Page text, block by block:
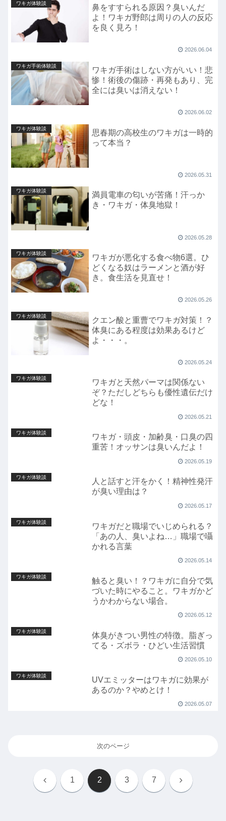
ワキガ体験談
鼻をすすられる原因？臭いんだ
よ！ワキガ野郎は周りの人の反応
を良く見ろ！
2026.06.04
ワキガ手術体験談
ワキガ手術はしない方がいい！悲
惨！術後の傷跡・再発もあり、完
全には臭いは消えない！
2026.06.02
ワキガ体験談
思春期の高校生のワキガは一時的
って本当？
2026.05.31
ワキガ体験談
満員電車の匂いが苦痛！汗っか
き・ワキガ・体臭地獄！
2026.05.28
ワキガ体験談
ワキガが悪化する食べ物6選。ひ
どくなる奴はラーメンと酒が好
き。食生活を見直せ！
2026.05.26
ワキガ体験談
クエン酸と重曹でワキガ対策！？
体臭にある程度は効果あるけど
よ・・・。
2026.05.24
ワキガ体験談
ワキガと天然パーマは関係ない
ぞ？ただしどちらも優性遺伝だけ
どな！
2026.05.21
ワキガ体験談
ワキガ・頭皮・加齢臭・口臭の四
重苦！オッサンは臭いんだよ！
2026.05.19
ワキガ体験談
人と話すと汗をかく！精神性発汗
が臭い理由は？
2026.05.17
ワキガ体験談
ワキガだと職場でいじめられる？
「あの人、臭いよね…」職場で囁
かれる言葉
2026.05.14
ワキガ体験談
触ると臭い！？ワキガに自分で気
づいた時にやること。ワキガかど
うかわからない場合。
2026.05.12
ワキガ体験談
体臭がきつい男性の特徴。脂ぎっ
てる・ズボラ・ひどい生活習慣
2026.05.10
ワキガ体験談
UVエミッターはワキガに効果が
あるのか？やめとけ！
2026.05.07
次のページ
前 1 2 3 7 次